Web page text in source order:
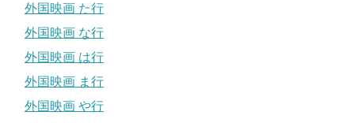
外国映画 た行
外国映画 な行
外国映画 は行
外国映画 ま行
外国映画 や行